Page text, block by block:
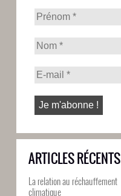
ARTICLES RÉCENTS
La relation au réchauffement
climatique